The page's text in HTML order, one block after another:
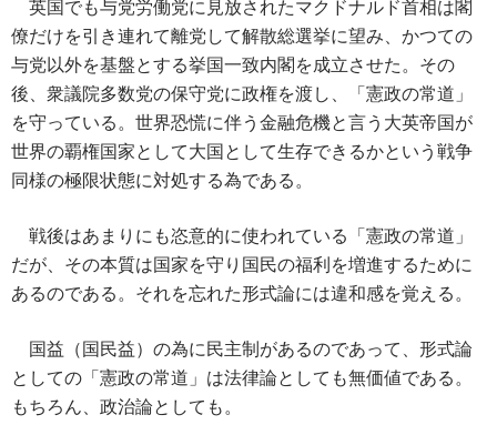
英国でも与党労働党に見放されたマクドナルド首相は閣
僚だけを引き連れて離党して解散総選挙に望み、かつての
与党以外を基盤とする挙国一致内閣を成立させた。その
後、衆議院多数党の保守党に政権を渡し、「憲政の常道」
を守っている。世界恐慌に伴う金融危機と言う大英帝国が
世界の覇権国家として大国として生存できるかという戦争
同様の極限状態に対処する為である。
戦後はあまりにも恣意的に使われている「憲政の常道」
だが、その本質は国家を守り国民の福利を増進するために
あるのである。それを忘れた形式論には違和感を覚える。
国益（国民益）の為に民主制があるのであって、形式論
としての「憲政の常道」は法律論としても無価値である。
もちろん、政治論としても。